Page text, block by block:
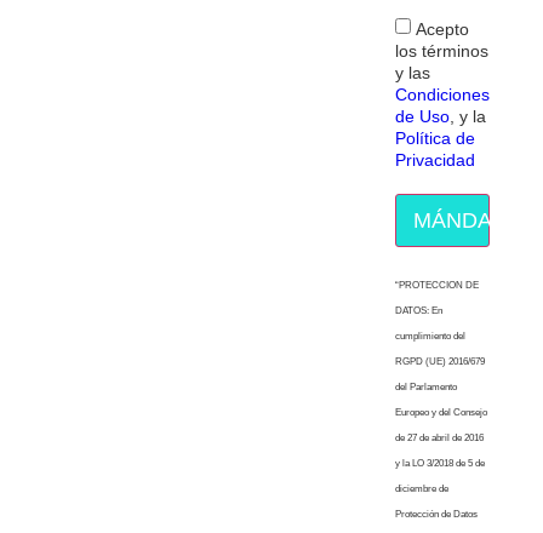
Acepto
los términos
y las
Condiciones
de Uso, y la
Política de
Privacidad
MÁNDAME
“PROTECCION DE
DATOS: En
cumplimiento del
RGPD (UE) 2016/679
del Parlamento
Europeo y del Consejo
de 27 de abril de 2016
y la LO 3/2018 de 5 de
diciembre de
Protección de Datos